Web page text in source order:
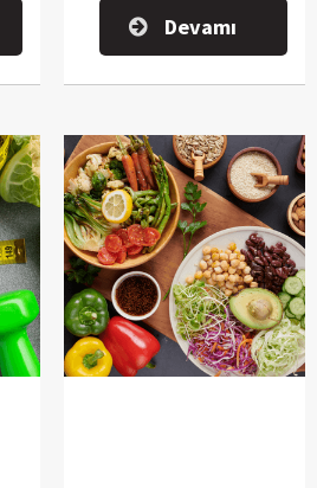
Devamı